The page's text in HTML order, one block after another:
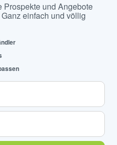
Prospekte und Angebote
einfach und völlig